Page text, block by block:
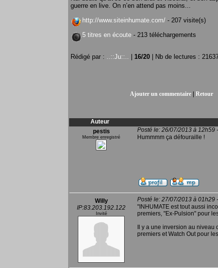
guerre en live. On n’en attend pas moins...
http://www.siteinhumate.com/ - 207 visite(s)
5 titres en écoute - 213 téléchargements
Rédigé par : ..::Ju::.. 16/20 | Nb de lectures :
Ajouter un commentaire| Retour
Auteur
pestis
Membre enregistré
Posté le: 26/07/2013 à 12h59
Hummmm ça défouraille !
Willy
IP:83.203.192.122
Invité
Posté le: 27/07/2013 à 01h29
"INHUMATE est tout aussi
premiers, "Ex-Pulsion" pour
Il y a une inversion au
premiers et Watch Out pour